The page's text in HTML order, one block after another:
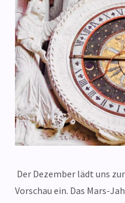
Der Dezember lädt uns
Vorschau ein. Das Mars-